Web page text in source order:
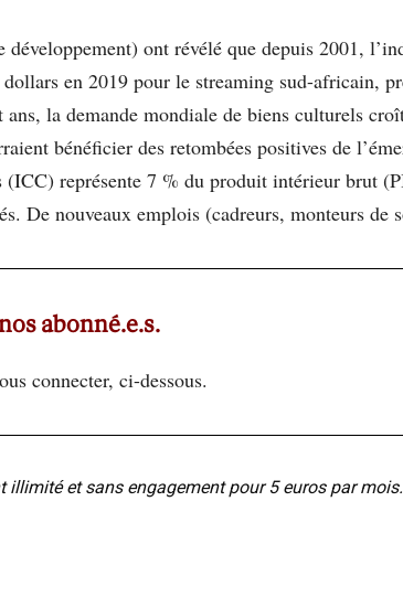
ont révélé que depuis 2001,
en 2019 pour le streaming sud-africain,
la demande mondiale de biens culturels
bénéficier des retombées positives de
(ICC) représente 7 % du produit intérieur brut
De nouveaux emplois (cadreurs, monteurs de
abonné.e.s.
connecter, ci-dessous.
illimité et sans engagement pour 5 euros par mois.